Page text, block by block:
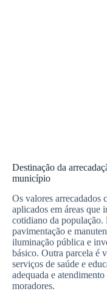
Destinação da
município
Os valores arrecadados
aplicados em áreas que
cotidiano da população.
pavimentação e
iluminação pública e
básico. Outra parcela é
serviços de saúde e
adequada e
moradores.